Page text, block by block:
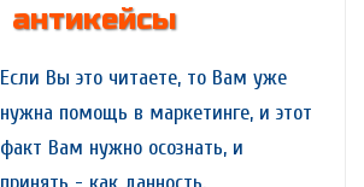
антикейсы
Если Вы это читаете, то Вам уже
нужна помощь в маркетинге, и этот
факт Вам нужно осознать, и